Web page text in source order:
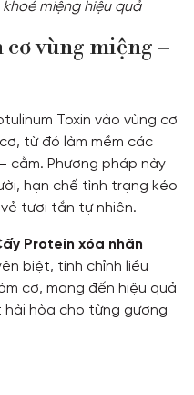
miệng hiệu quả
vùng miệng –
Toxin vào vùng cơ
từ đó làm mềm các
cằm. Phương pháp này
hạn chế tình trạng kéo
tươi tắn tự nhiên.
Protein xóa nhăn
biệt, tinh chỉnh liều
cơ, mang đến hiệu quả
hòa cho từng gương